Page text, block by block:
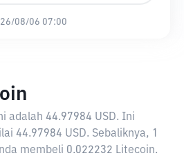
08/06 07:00
adalah 44.97984 USD. Ini
44.97984 USD. Sebaliknya, 1
membeli 0.022232 Litecoin.